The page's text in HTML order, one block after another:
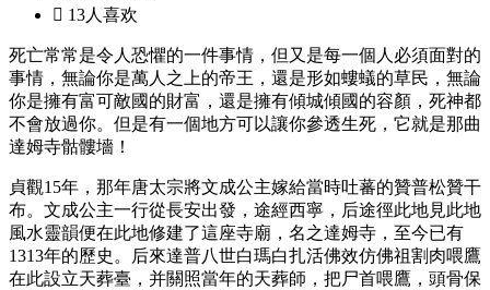
 13人喜欢
死亡常常是令人恐懼的一件事情，但又是每一個人必須面對的
事情，無論你是萬人之上的帝王，還是形如螻蟻的草民，無論
你是擁有富可敵國的財富，還是擁有傾城傾國的容顏，死神都
不會放過你。但是有一個地方可以讓你參透生死，它就是那曲
達姆寺骷髏墻！
貞觀15年，那年唐太宗將文成公主嫁給當時吐蕃的贊普松贊干
布。文成公主一行從長安出發，途經西寧，后途徑此地見此地
風水靈韻便在此地修建了這座寺廟，名之達姆寺，至今已有
1313年的歷史。后來達普八世白瑪白扎活佛效仿佛祖割肉喂鷹
在此設立天葬臺，并關照當年的天葬師，把尸首喂鷹，頭骨保